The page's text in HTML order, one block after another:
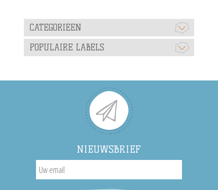
CATEGORIEEN
POPULAIRE LABELS
NIEUWSBRIEF